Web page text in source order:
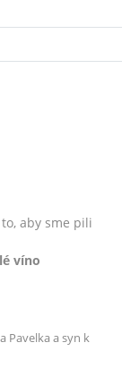
aby sme pili
víno
Pavelka a syn k